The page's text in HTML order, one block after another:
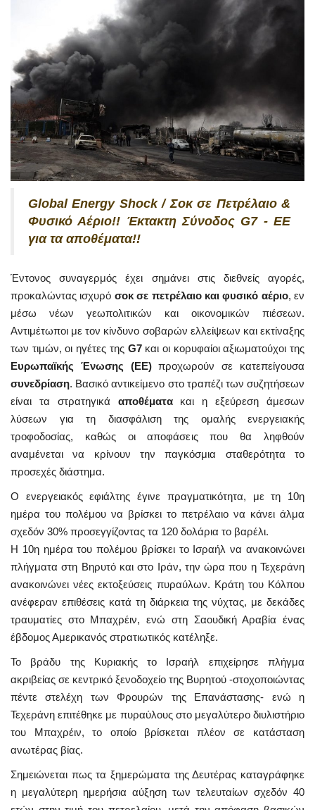
Global Energy Shock / Σοκ σε Πετρέλαιο &
Φυσικό Αέριο!! Έκτακτη Σύνοδος G7 - ΕΕ
για τα αποθέματα!!
Έντονος συναγερμός έχει σημάνει στις διεθνείς αγορές,
προκαλώντας ισχυρό σοκ σε πετρέλαιο και φυσικό αέριο, εν
μέσω νέων γεωπολιτικών και οικονομικών πιέσεων.
Αντιμέτωποι με τον κίνδυνο σοβαρών ελλείψεων και εκτίναξης
των τιμών, οι ηγέτες της G7και οι κορυφαίοι αξιωματούχοι της
Ευρωπαϊκής Ένωσης (ΕΕ)προχωρούν σε κατεπείγουσα
συνεδρίαση. Βασικό αντικείμενο στο τραπέζι των συζητήσεων
είναι τα στρατηγικά αποθέματακαι η εξεύρεση άμεσων
λύσεων για τη διασφάλιση της ομαλής ενεργειακής
τροφοδοσίας, καθώς οι αποφάσεις που θα ληφθούν
αναμένεται να κρίνουν την παγκόσμια σταθερότητα το
προσεχές διάστημα.
Ο ενεργειακός εφιάλτης έγινε πραγματικότητα, με τη 10η
ημέρα του πολέμου να βρίσκει το πετρέλαιο να κάνει άλμα
σχεδόν 30% προσεγγίζοντας τα 120 δολάρια το βαρέλι.
Η 10η ημέρα του πολέμου βρίσκει το Ισραήλ να ανακοινώνει
πλήγματα στη Βηρυτό και στο Ιράν, την ώρα που η Τεχεράνη
ανακοινώνει νέες εκτοξεύσεις πυραύλων. Κράτη του Κόλπου
ανέφεραν επιθέσεις κατά τη διάρκεια της νύχτας, με δεκάδες
τραυματίες στο Μπαχρέιν, ενώ στη Σαουδική Αραβία ένας
έβδομος Αμερικανός στρατιωτικός κατέληξε.
Το βράδυ της Κυριακής το Ισραήλ επιχείρησε πλήγμα
ακριβείας σε κεντρικό ξενοδοχείο της Βυρητού -στοχοποιώντας
πέντε στελέχη των Φρουρών της Επανάστασης- ενώ η
Τεχεράνη επιτέθηκε με πυραύλους στο μεγαλύτερο διυλιστήριο
του Μπαχρέιν, το οποίο βρίσκεται πλέον σε κατάσταση
ανωτέρας βίας.
Σημειώνεται πως τα ξημερώματα της Δευτέρας καταγράφηκε
η μεγαλύτερη ημερήσια αύξηση των τελευταίων σχεδόν 40